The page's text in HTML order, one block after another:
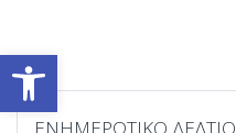
Ανοίξτε τη γραμμή εργαλείων